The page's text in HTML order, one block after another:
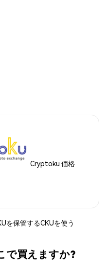
Cryptoku 価格
を保管するCKUを使う
で買えますか?